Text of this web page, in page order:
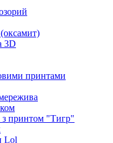
3D
принтами
з принтом "Тигр"
Lol